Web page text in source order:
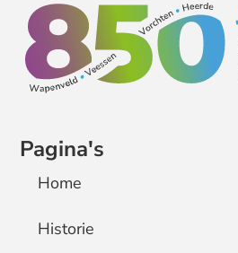
Pagina's
Home
Historie